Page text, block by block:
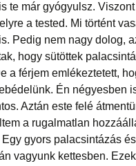
te már gyógyulsz.
a tested. Mi történt
Pedig nem nagy dolog,
hogy sütöttek
a férjem emlékeztetett,
Én négyesben
Aztán este felé
a rugalmatlan
gyors palacsintázás
vagyunk kettesben.